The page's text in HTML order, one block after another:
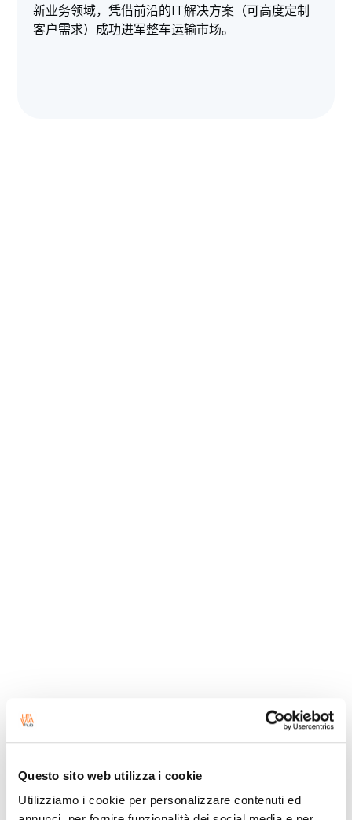
Questo sito web utilizza i cookie
Utilizziamo i cookie per personalizzare contenuti ed
新业务领域，凭借前沿的IT解决方案（可高度定制
客户需求）成功进军整车运输市场。